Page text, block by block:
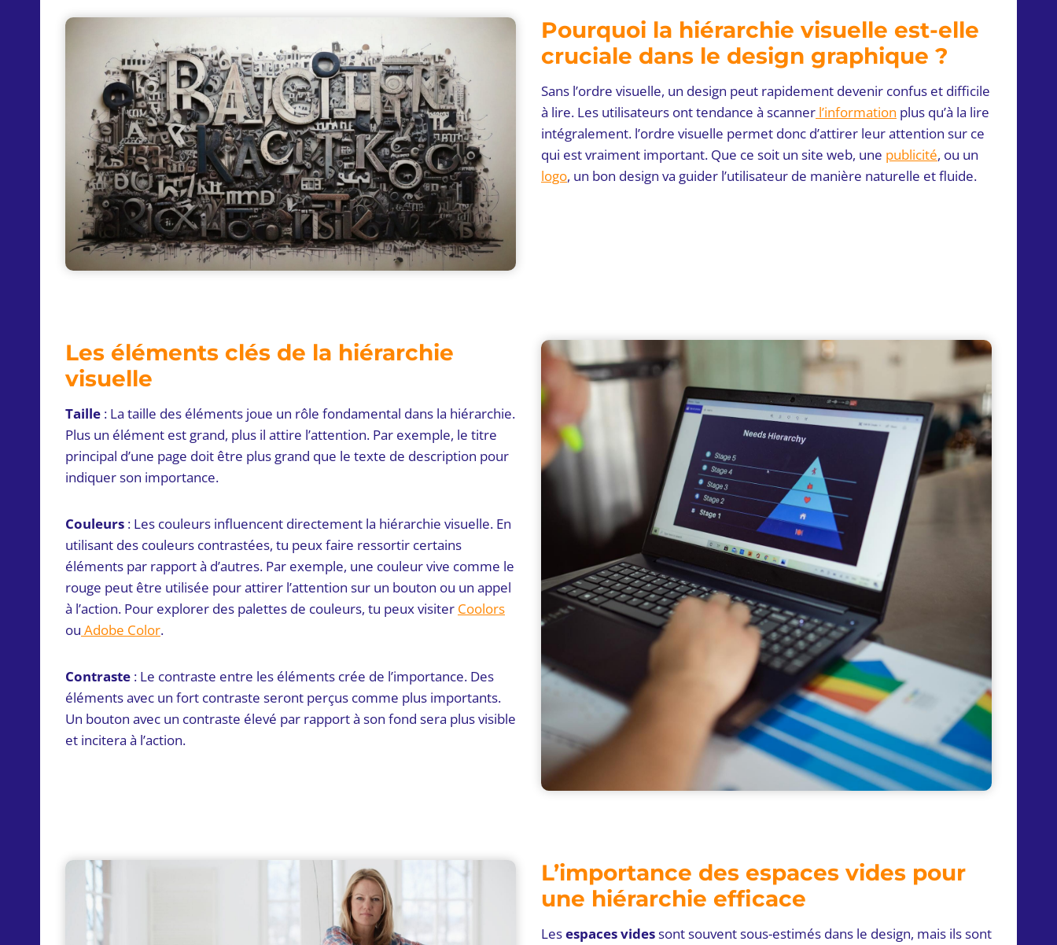
Pourquoi la hiérarchie visuelle est-elle
cruciale dans le design graphique ?
Sans l’ordre visuelle, un design peut rapidement devenir confus et difficile
à lire. Les utilisateurs ont tendance à scanner l’information plus qu’à la lire
intégralement. l’ordre visuelle permet donc d’attirer leur attention sur ce
qui est vraiment important. Que ce soit un site web, une publicité, ou un
logo, un bon design va guider l’utilisateur de manière naturelle et fluide.
Les éléments clés de la hiérarchie
visuelle
Taille : La taille des éléments joue un rôle fondamental dans la hiérarchie.
Plus un élément est grand, plus il attire l’attention. Par exemple, le titre
principal d’une page doit être plus grand que le texte de description pour
indiquer son importance.
Couleurs : Les couleurs influencent directement la hiérarchie visuelle. En
utilisant des couleurs contrastées, tu peux faire ressortir certains
éléments par rapport à d’autres. Par exemple, une couleur vive comme le
rouge peut être utilisée pour attirer l’attention sur un bouton ou un appel
à l’action. Pour explorer des palettes de couleurs, tu peux visiter Coolors
ou Adobe Color.
Contraste : Le contraste entre les éléments crée de l’importance. Des
éléments avec un fort contraste seront perçus comme plus importants.
Un bouton avec un contraste élevé par rapport à son fond sera plus visible
et incitera à l’action.
L’importance des espaces vides pour
une hiérarchie efficace
Lesespaces videssont souvent sous-estimés dans le design, mais ils sont